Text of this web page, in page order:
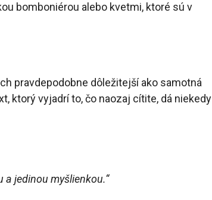
bomboniérou alebo kvetmi, ktoré sú v
pravdepodobne dôležitejší ako samotná
ktorý vyjadrí to, čo naozaj cítite, dá niekedy
a jedinou myšlienkou.“